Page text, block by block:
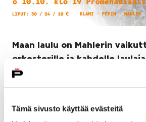
Tämä sivusto käyttää evästeitä
Maan laulu on Mahlerin
orkesterille ja kahdelle
konsertissa myös
musiikkia
4.10.2024